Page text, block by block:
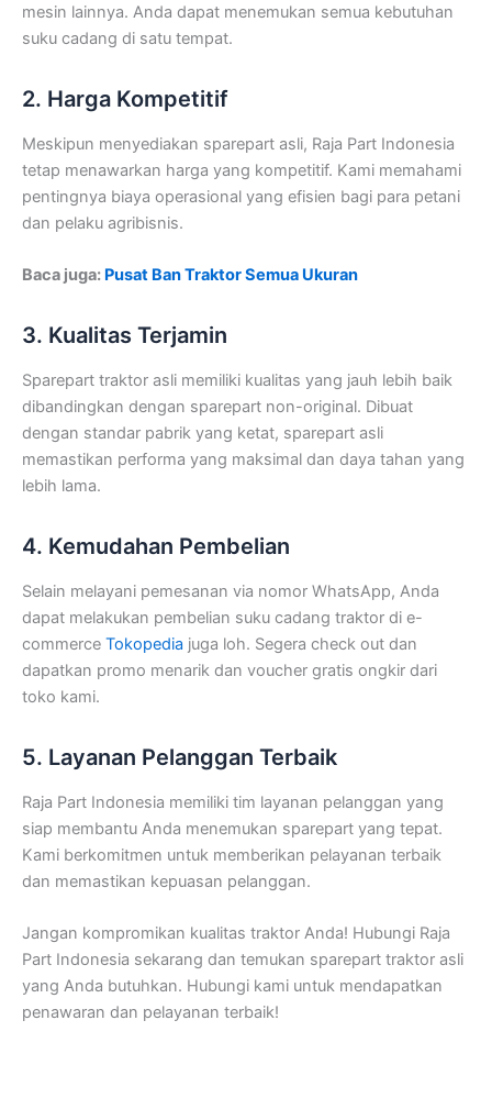
mesin lainnya. Anda dapat menemukan semua kebutuhan
suku cadang di satu tempat.
2. Harga Kompetitif
Meskipun menyediakan sparepart asli, Raja Part Indonesia
tetap menawarkan harga yang kompetitif. Kami memahami
pentingnya biaya operasional yang efisien bagi para petani
dan pelaku agribisnis.
Baca juga: Pusat Ban Traktor Semua Ukuran
3. Kualitas Terjamin
Sparepart traktor asli memiliki kualitas yang jauh lebih baik
dibandingkan dengan sparepart non-original. Dibuat
dengan standar pabrik yang ketat, sparepart asli
memastikan performa yang maksimal dan daya tahan yang
lebih lama.
4. Kemudahan Pembelian
Selain melayani pemesanan via nomor WhatsApp, Anda
dapat melakukan pembelian suku cadang traktor di e-
commerce Tokopedia juga loh. Segera check out dan
dapatkan promo menarik dan voucher gratis ongkir dari
toko kami.
5. Layanan Pelanggan Terbaik
Raja Part Indonesia memiliki tim layanan pelanggan yang
siap membantu Anda menemukan sparepart yang tepat.
Kami berkomitmen untuk memberikan pelayanan terbaik
dan memastikan kepuasan pelanggan.
Jangan kompromikan kualitas traktor Anda! Hubungi Raja
Part Indonesia sekarang dan temukan sparepart traktor asli
yang Anda butuhkan. Hubungi kami untuk mendapatkan
penawaran dan pelayanan terbaik!